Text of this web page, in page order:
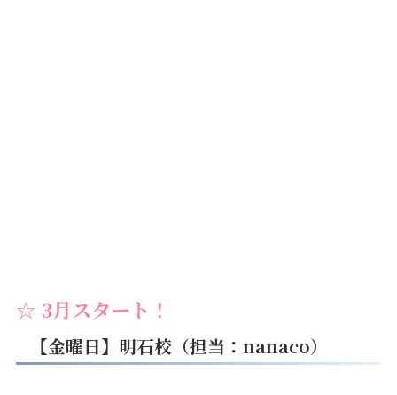
☆ 3月スタート ！
【金曜日】明石校（担当：nanaco）